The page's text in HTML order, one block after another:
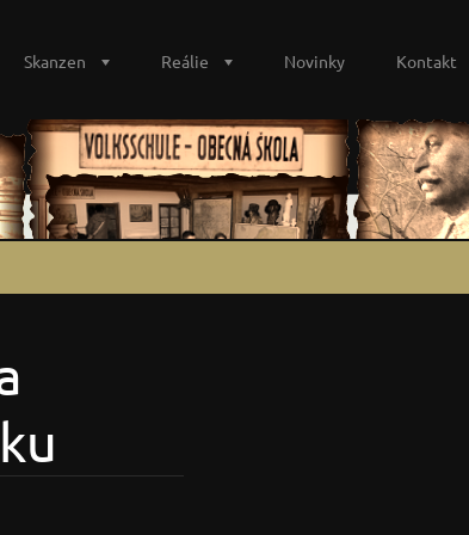
Skanzen Reálie Novinky Kontakt